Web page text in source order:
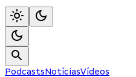
PodcastsNotíciasVídeos